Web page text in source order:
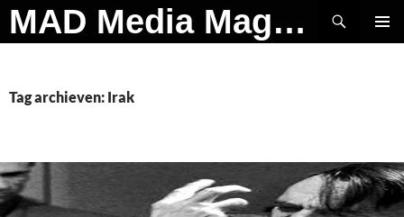
Ga
naar
MAD Media Magazine
Zoeken
Tag archieven: Irak